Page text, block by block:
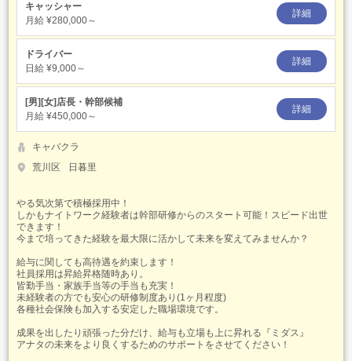
キャッシャー
月給 ¥280,000～
詳細
ドライバー
日給 ¥9,000～
詳細
[男][女]店長・幹部候補
月給 ¥450,000～
詳細
キャバクラ
荒川区
日暮里
やる気次第で積極採用中！
しかもナイトワーク経験者は幹部研修からのスタート可能！スピード出世
できます！
今まで培ってきた経験を最大限に活かして未来を変えてみませんか？
給与に関しても高待遇を約束します！
社員採用は昇給昇格随時あり。
皆勤手当・家族手当等の手当も充実！
未経験者の方でも安心の研修制度あり(1ヶ月程度)
各種社会保険も加入する安定した職場環境です。
成果を出したり頑張った分だけ、給与も立場も上に昇れる『ミダス』
アナタの未来をより良くするためのサポートをさせてください！